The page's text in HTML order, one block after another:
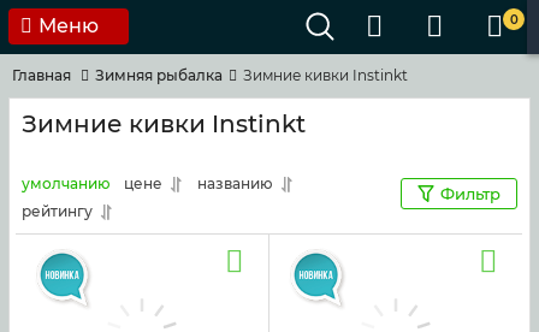
Меню 0
Главная Зимняя рыбалка Зимние кивки Instinkt
Зимние кивки Instinkt
умолчанию цене
названию
рейтингу
Фильтр